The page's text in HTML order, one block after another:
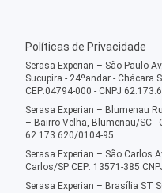
Políticas de Privacidade
Serasa Experian – São Paulo
Sucupira - 24ºandar - Chácara
CEP:04794-000 - CNPJ
Serasa Experian – Blumenau
– Bairro Velha, Blumenau/SC -
62.173.620/0104-95
Serasa Experian – São Carlos
Carlos/SP CEP: 13571-385
Serasa Experian – Brasília ST